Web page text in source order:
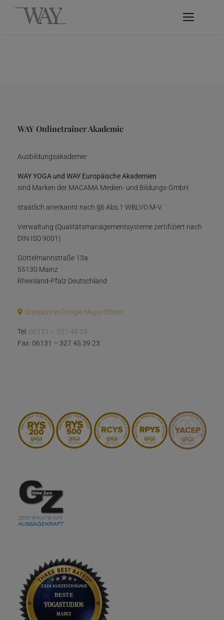
WAY Onlinetrainer Akademie
Ausbildungsakademie:
WAY YOGA und WAY Europäische Akademien
sind Marken der MACAMA Medien- und Bildungs-GmbH
staatlich anerkannt nach §6 Abs.1 WBLVO M-V.
Verwaltung (Qualitätsmanagementsysteme zertifiziert nach
DIN ISO 9001)
Göttelmannstraße 13a
55130 Mainz
Rheinland-Pfalz Deutschland
Standort in Google Maps öffnen
Tel: 06131 – 327 45 23
Fax: 06131 – 327 45 39 23